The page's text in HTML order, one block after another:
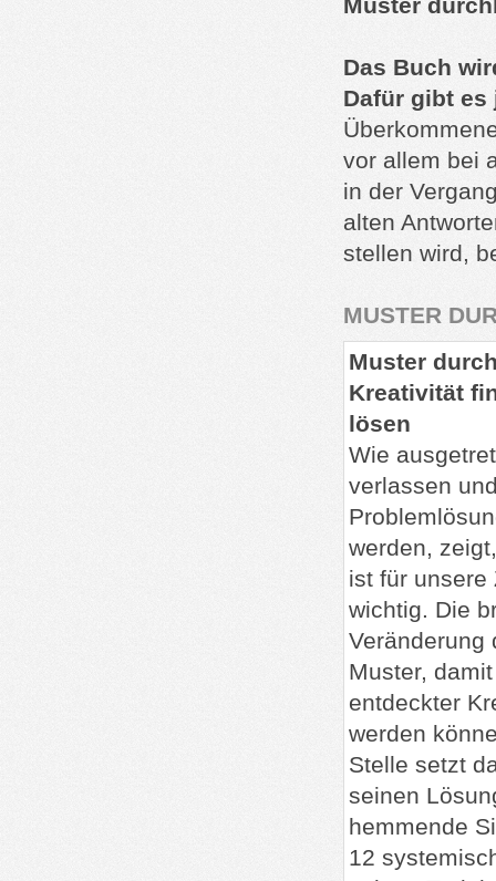
Muster
Das Buch
Dafür gibt es
vor allem bei
in der
alten
stellen wird,
MUSTER
Muster
Kreativität
lösen
Wie
verlassen
werden,
ist für unsere
wichtig. Die
Veränderung
Muster,
entdeckter
werden
Stelle setzt
seinen
hemmende
12